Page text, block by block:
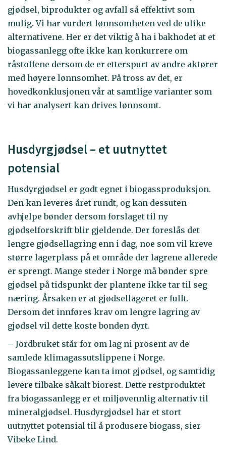
gjødsel, biprodukter og avfall så effektivt som
mulig. Vi har vurdert lønnsomheten ved de ulike
alternativene. Her er det viktig å ha i bakhodet at et
biogassanlegg ofte ikke kan konkurrere om
råstoffene dersom de er etterspurt av andre aktører
med høyere lønnsomhet. På tross av det, er
hovedkonklusjonen vår at samtlige varianter som
vi har analysert kan drives lønnsomt.
Husdyrgjødsel – et uutnyttet
potensial
Husdyrgjødsel er godt egnet i biogassproduksjon.
Den kan leveres året rundt, og kan dessuten
avhjelpe bønder dersom forslaget til ny
gjødselforskrift blir gjeldende. Der foreslås det
lengre gjødsellagring enn i dag, noe som vil kreve
større lagerplass på et område der lagrene allerede
er sprengt. Mange steder i Norge må bønder spre
gjødsel på tidspunkt der plantene ikke tar til seg
næring. Årsaken er at gjødsellageret er fullt.
Dersom det innføres krav om lengre lagring av
gjødsel vil dette koste bonden dyrt.
– Jordbruket står for om lag ni prosent av de
samlede klimagassutslippene i Norge.
Biogassanleggene kan ta imot gjødsel, og samtidig
levere tilbake såkalt biorest. Dette restproduktet
fra biogassanlegg er et miljøvennlig alternativ til
mineralgjødsel. Husdyrgjødsel har et stort
uutnyttet potensial til å produsere biogass, sier
Vibeke Lind.